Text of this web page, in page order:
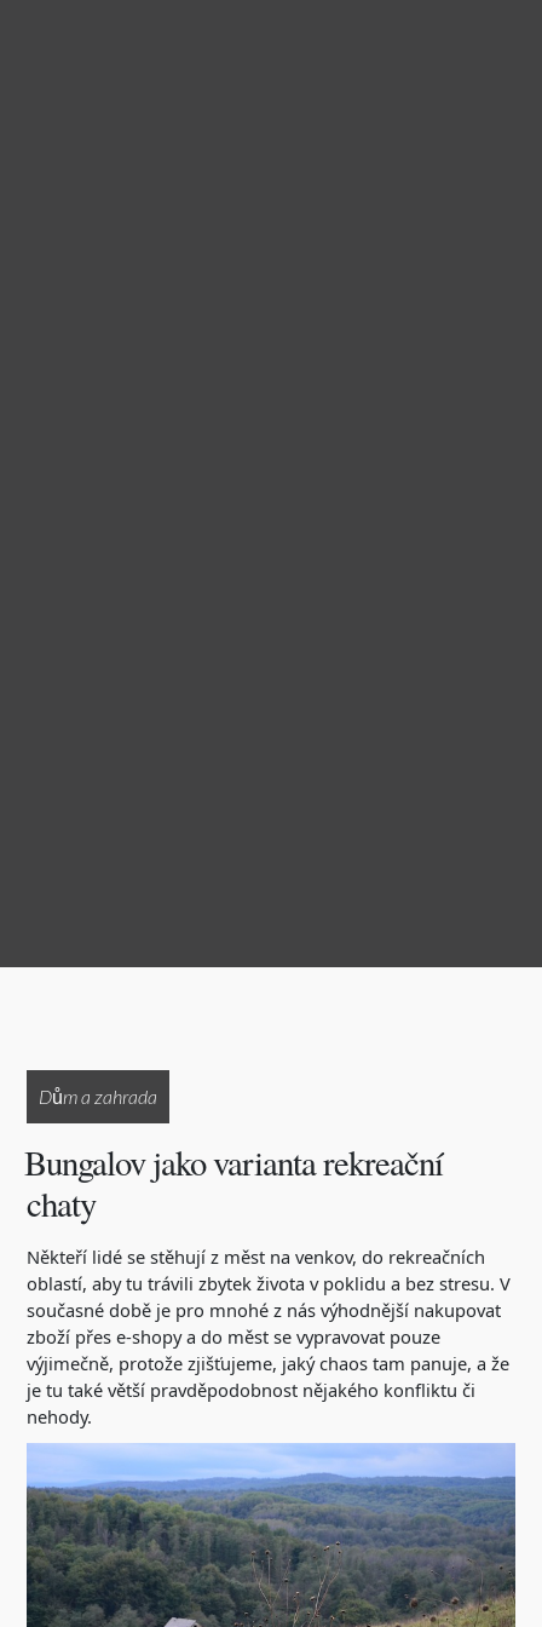
Dům a zahrada
Bungalov jako varianta rekreační
chaty
Někteří lidé se stěhují z měst na venkov, do rekreačních
oblastí, aby tu trávili zbytek života v poklidu a bez stresu. V
současné době je pro mnohé z nás výhodnější nakupovat
zboží přes e-shopy a do měst se vypravovat pouze
výjimečně, protože zjišťujeme, jaký chaos tam panuje, a že
je tu také větší pravděpodobnost nějakého konfliktu či
nehody.